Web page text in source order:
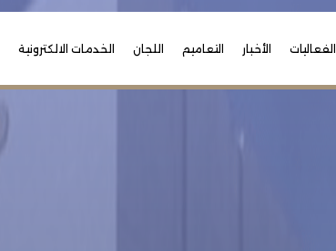
الفعاليات الأخبار التعاميم اللجان الخدمات الالكترونية